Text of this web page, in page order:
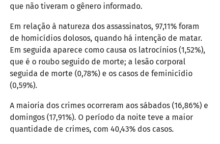
que não tiveram o gênero informado.
Em relação à natureza dos assassinatos, 97,11% foram
de homicídios dolosos, quando há intenção de matar.
Em seguida aparece como causa os latrocínios (1,52%),
que é o roubo seguido de morte; a lesão corporal
seguida de morte (0,78%) e os casos de feminicídio
(0,59%).
A maioria dos crimes ocorreram aos sábados (16,86%) e
domingos (17,91%). O período da noite teve a maior
quantidade de crimes, com 40,43% dos casos.